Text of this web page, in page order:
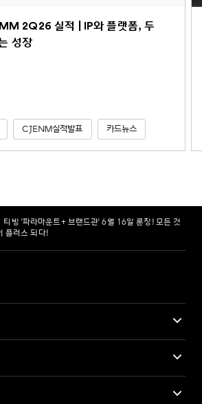
2Q26 실적 | IP와 플랫폼, 두
성장
CJENM실적발표 카드뉴스
티빙 '파라마운트+ 브랜드관' 6월 16일 론칭! 모든 것
플러스 되다!